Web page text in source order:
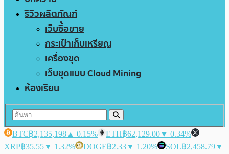
รีวิวผลิตภัณฑ์
เว็บซื้อขาย
กระเป๋าเก็บเหรียญ
เครื่องขุด
เว็บขุดแบบ Cloud Mining
ห้องเรียน
BTC฿2,135,198 ▲ 0.15% ETH฿62,129.00▼ 0.34%
XRP฿35.55▼ 1.32% DOGE฿2.33▼ 1.20% SOL฿2,458.79▼